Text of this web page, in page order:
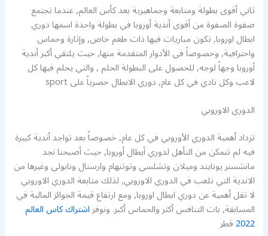
ثاني أقوى بطولة ومتابعة وجماهيرية بعد كأس العالم, عندما تجتمع
صفوة الصفوة من أقوى أندية أوروبا في بطولة واحدة اسمها دوري
ابطال اوروبا, تكون مباريات فيها ذات طعم خاص, وإثارة وحماس
واحترافية, وخصوصاً في الأدوار المتقدمة منها, حيث يلتقي أكبر أندية
أوروبا وجهاً لوجه, للحصول على البطولة الحلم , والتي يحلم فيها كل
لاعب وكل نادي في كل عام, دوري الابطال حصرياً على sport
الدوري الاوروبي
تزداد أهمية الدوري الأوروبي في كل عام, خصوصاً بعد تواجد أندية كبيرة
فيه لم تتمكن من التأهل لدوري أبطال أوروبا, حيث أصبحنا نجد
مانشستر يونايتد وميلان وتشلسي وتوتنهام وارسنال ونابولي وغيرها من
الاندية التي تلعب في الدوري الاوروبي, لذلك متابعة الدوري الاوروبي
لا تقل أهمية عن دوري ابطال اوروبا, ومع ارتفاع قيمة الجوائز المالية في
المسابقة, بات التنافس أكثر والحماس أكبر. ونوفراشتراك كاس العالم
2022قطر